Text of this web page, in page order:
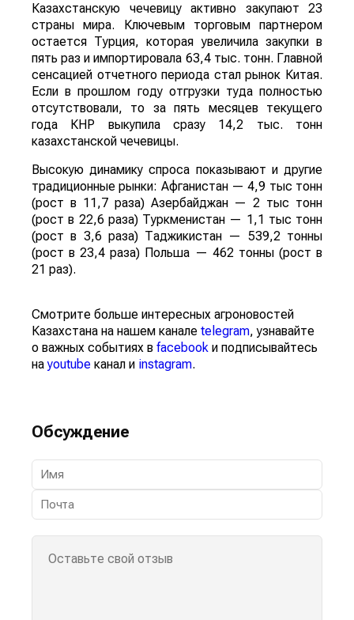
Казахстанскую чечевицу активно закупают 23
страны мира. Ключевым торговым партнером
остается Турция, которая увеличила закупки в
пять раз и импортировала 63,4 тыс. тонн. Главной
сенсацией отчетного периода стал рынок Китая.
Если в прошлом году отгрузки туда полностью
отсутствовали, то за пять месяцев текущего
года КНР выкупила сразу 14,2 тыс. тонн
казахстанской чечевицы.
Высокую динамику спроса показывают и другие
традиционные рынки: Афганистан — 4,9 тыс тонн
(рост в 11,7 раза) Азербайджан — 2 тыс тонн
(рост в 22,6 раза) Туркменистан — 1,1 тыс тонн
(рост в 3,6 раза) Таджикистан — 539,2 тонны
(рост в 23,4 раза) Польша — 462 тонны (рост в
21 раз).
Смотрите больше интересных агроновостей
Казахстана на нашем канале telegram, узнавайте
о важных событиях в facebook и подписывайтесь
наyoutube канал и instagram.
Обсуждение